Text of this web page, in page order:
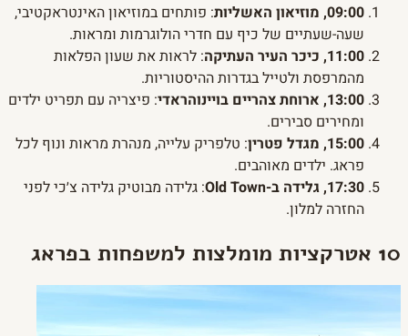
09:00, מוזיאון האשליות
: פותחים במוזיאון האינטראקטיבי,
שעה-שעתיים של כיף עם חדרי הולוגרמות ומראות.
11:00, כיכר העיר העתיקה
: לראות את שעון הפלאות
מהמרפסת ולטייל בגדרות ההיסטוריות.
13:00, ארוחת צהריים בויינוהראדי
: פיצריה עם תפריט ילדים
ומחירים סבירים.
15:00, מגדל פטרין
: טלפריק עלייה, מנהרת מראות ונוף לכל
פראג. ילדים מאוהבים.
17:30, גלידה ב-Old Town
: גלידה מבוטיק גלידה צ׳כי לפני
החזרה למלון.
10 אטרקציות מומלצות למשפחות בפראג